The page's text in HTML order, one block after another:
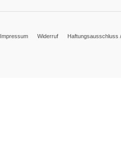
Impressum Widerruf Haftungsausschluss